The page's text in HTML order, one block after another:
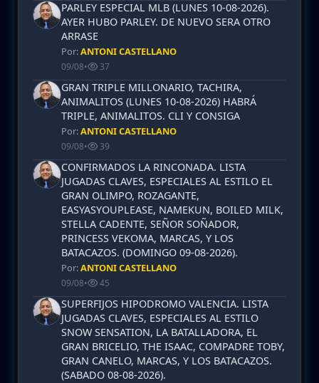
PARLEY ESPECIAL MLB (LUNES 10-08-2026).
AYER HUBO PARLEY. DE NUEVO SERA OTRO
ARRASE
Por:ANTONI CASTELLANO
09/08• 37
GRAN TRIPLE MILLONARIO, TACHIRA,
ANIMALITOS (LUNES 10-08-2026) HABRÁ
TRIPLE, ANIMALITOS. CLI Y CONSIGA
Por:ANTONI CASTELLANO
09/08• 39
CONFIRMADOS LA RINCONADA. LISTA
JUGADAS CLAVES, ESPECIALES AL ESTILO EL
GRAN OLIMPO, ROZAGANTE,
EASYASYOUPLEASE, NAMEKUN, BOILED MILK,
STELLA CADENTE, SEÑOR SOÑADOR,
PRINCESS VEKOMA, MARCAS, Y LOS
BATACAZOS. (DOMINGO 09-08-2026).
Por:ANTONI CASTELLANO
09/08• 45
SUPERFIJOS HIPODROMO VALENCIA. LISTA
JUGADAS CLAVES, ESPECIALES AL ESTILO
SNOW SENSATION, LA BATALLADORA, EL
GRAN BRICELIO, THE ISAAC, COMPADRE TOBY,
GRAN CANELO, MARCAS, Y LOS BATACAZOS.
(SABADO 08-08-2026).